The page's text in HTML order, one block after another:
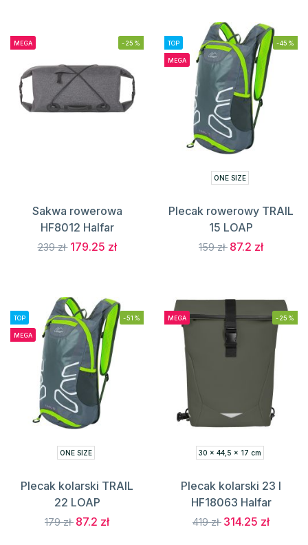
MEGA -25%
Sakwa rowerowa
HF8012 Halfar
239 zł 179.25 zł
TOP
MEGA
-45%
ONE SIZE
Plecak rowerowy TRAIL
15 LOAP
159 zł 87.2 zł
TOP
MEGA
-51%
ONE SIZE
Plecak kolarski TRAIL
22 LOAP
179 zł 87.2 zł
MEGA -25%
30 x 44,5 x 17 cm
Plecak kolarski 23 l
HF18063 Halfar
419 zł 314.25 zł